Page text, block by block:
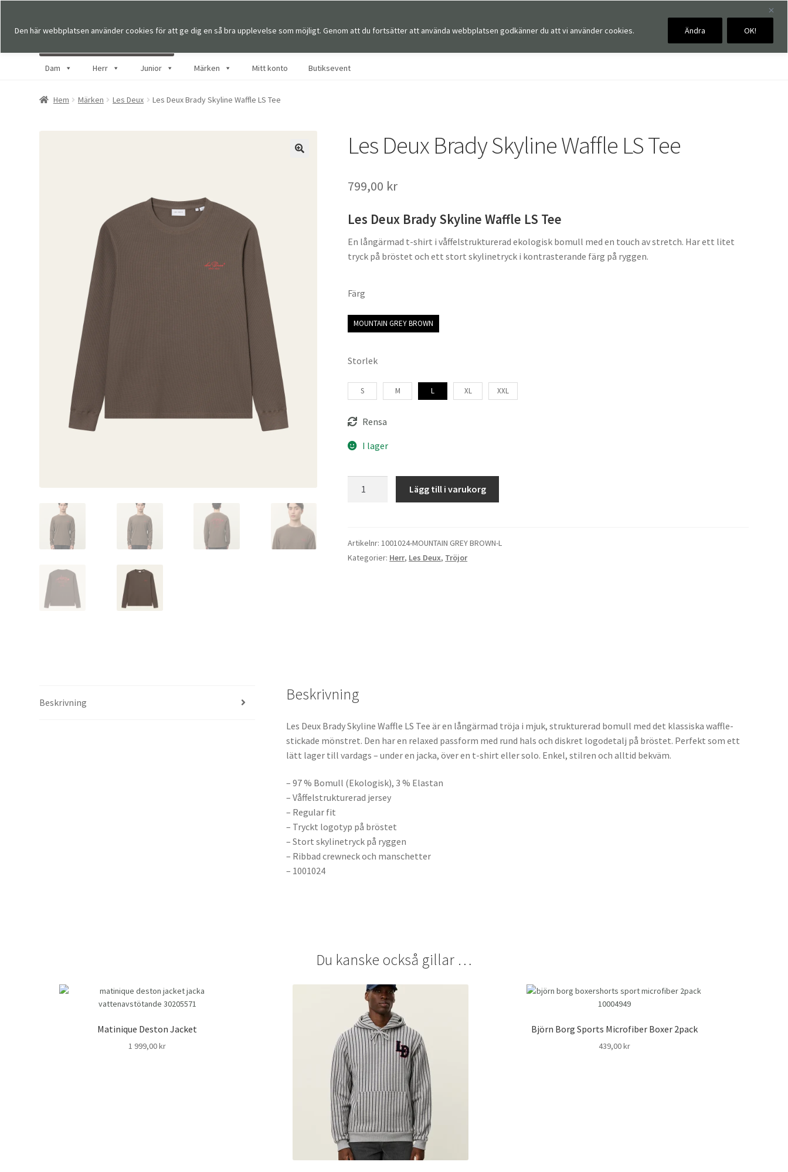
Den här webbplatsen använder cookies för att ge dig en så bra upplevelse som möjligt. Genom att du fortsätter att använda webbplatsen godkänner du att vi använder cookies. Ändra OK!
Sök
Sök 0,00kr 0 artiklar
Dam Herr Junior Märken Mitt konto Butiksevent
Hem Märken Les Deux Les Deux Brady Skyline Waffle LS Tee
Les Deux Brady Skyline Waffle LS Tee
799,00 kr
Les Deux Brady Skyline Waffle LS Tee
En långärmad t-shirt i våffelstrukturerad ekologisk bomull med en touch av stretch. Har ett litet
tryck på bröstet och ett stort skylinetryck i kontrasterande färg på ryggen.
Färg
MOUNTAIN GREY BROWN
Storlek
S M L XL XXL
Rensa
I lager
Waffle
LS
Lägg till i varukorg
Artikelnr: 1001024-MOUNTAIN GREY BROWN-L
Kategorier: Herr, Les Deux, Tröjor
Beskrivning Beskrivning
Les Deux Brady Skyline Waffle LS Tee är en långärmad tröja i mjuk, strukturerad bomull med det klassiska waffle-
stickade mönstret. Den har en relaxed passform med rund hals och diskret logodetalj på bröstet. Perfekt som ett
lätt lager till vardags – under en jacka, över en t-shirt eller solo. Enkel, stilren och alltid bekväm.
– 97 % Bomull (Ekologisk), 3 % Elastan
– Våffelstrukturerad jersey
– Regular fit
– Tryckt logotyp på bröstet
– Stort skylinetryck på ryggen
– Ribbad crewneck och manschetter
– 1001024
Du kanske också gillar …
Matinique Deston Jacket
1 999,00kr
Björn Borg Sports Microfiber Boxer 2pack
439,00kr